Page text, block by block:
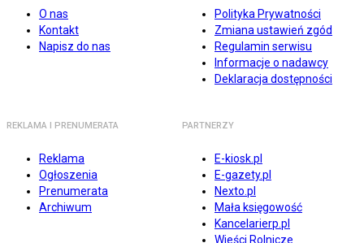
O nas
Kontakt
Napisz do nas
Polityka Prywatności
Zmiana ustawień zgód
Regulamin serwisu
Informacje o nadawcy
Deklaracja dostępności
REKLAMA I PRENUMERATA
Reklama
Ogłoszenia
Prenumerata
Archiwum
PARTNERZY
E-kiosk.pl
E-gazety.pl
Nexto.pl
Mała księgowość
Kancelarierp.pl
Wieści Rolnicze